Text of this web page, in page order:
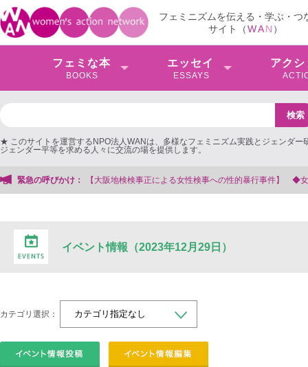
フェミニズムを伝える・学ぶ・つ
サイト（WAN ）
フェミな本
BOOKS
エッセイ
ESSAYS
アクシ
★ このサイトを運営するNPO法人WANは、多様なフェミニズム実践とジェンダー
ジェンダー平等を求める人々に交流の場を提供します。
緊急の呼びかけ：【大阪地検検事正による女性検事への性的暴行事件】 ◆女性
イベント情報（2023年12月29日）
カテゴリ選択：